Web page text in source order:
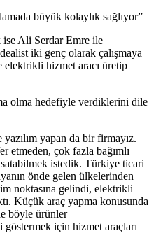
büyük kolaylık sağlıyor”
Ali Serdar Emre ile
iki genç olarak çalışmaya
elektrikli hizmet aracı üretip
olma hedefiyle verdiklerini dile
yapan da bir firmayız.
etmeden, çok fazla bağımlı
istedik. Türkiye ticari
önde gelen ülkelerinden
noktasına gelindi, elektrikli
Küçük araç yapma konusunda
böyle ürünler
için hizmet araçları